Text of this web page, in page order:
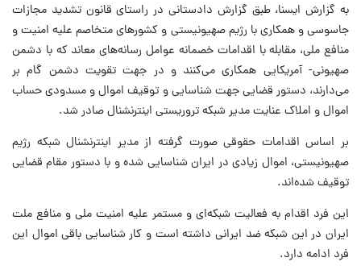
به گزارش ایسنا، طبق گزارش دادستانی در راستای قانون تشدید مجازات
جاسوسی و همکاری با رژیم صهیونیستی و کشورهای متخاصم علیه امنیت و
منافع ملی، مقابله با اقدامات خصمانه عوامل رسانه‌های معاند که با دشمن
صهیونی- آمریکایی همکاری می‌کنند و در جهت تقویت دشمن گام بر
می‌دارند، دستور قضایی جهت شناسایی و توقیف اموال و مسدودی حساب
اموال و املاک عنایت مدیر شبکه تروریستی اینترنشنال صادر شد.
بر اساس اقدامات حقوقی صورت گرفته از مدیر اینترنشنال شبکه رژیم
صهیونیستی، اموال زیادی در ایران شناسایی شده و با دستور مقام قضایی
توقیف شده‌اند.
این فرد اقدام به فعالیت شبکه‌ای و مستمر علیه امنیت ملی و منافع ملت
ایران در این شبکه ضد ایرانی داشته است و کار شناسایی باقی اموال این
فرد ادامه دارد.